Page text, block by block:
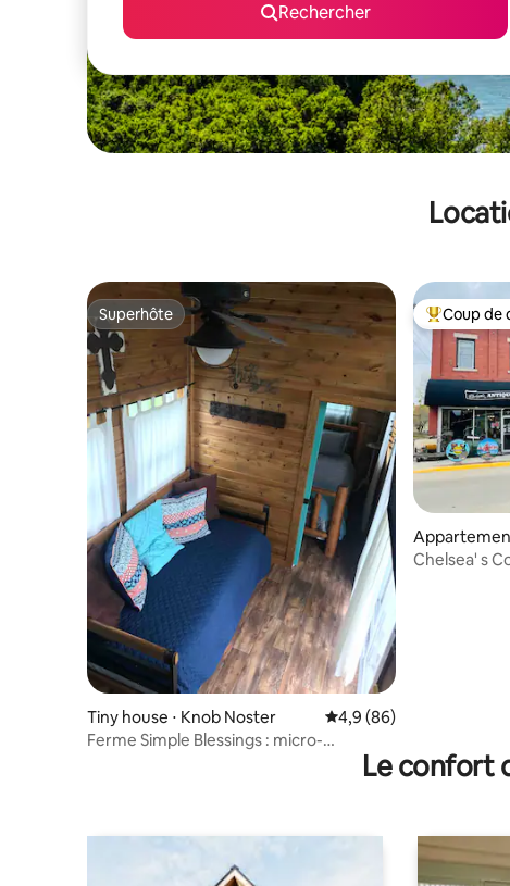
Rechercher
Superhôte
Superhôte
Tiny house ⋅ Knob Noster Évaluation moyenne sur
4,9 (86)
Ferme Simple Blessings : micro-
Coups de
Coup de
Chelsea' s
Le confort